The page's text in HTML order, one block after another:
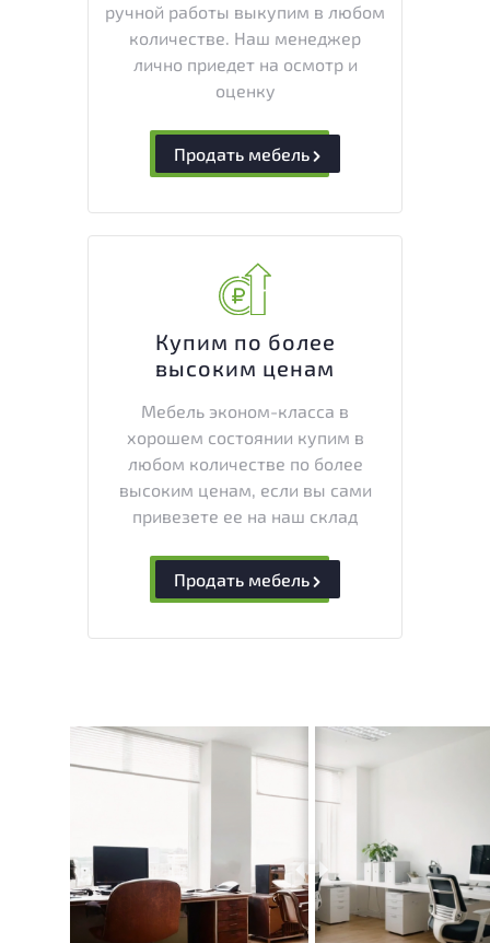
ручной работы выкупим в любом
количестве. Наш менеджер
лично приедет на осмотр и
оценку
Продать мебель
Купим по более
высоким ценам
Мебель эконом-класса в
хорошем состоянии купим в
любом количестве по более
высоким ценам, если вы сами
привезете ее на наш склад
Продать мебель